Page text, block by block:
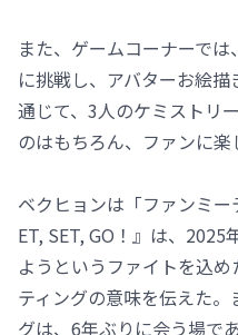
また、ゲームコーナーで
に挑戦し、アバターお絵
通じて、3人のケミストリ
のはもちろん、ファンに楽
ベクヒョンは「ファンミ
ET, SET, GO！』は、
ようというファイトを込
ティングの意味を伝えた
グは、6年ぶりに会う場で